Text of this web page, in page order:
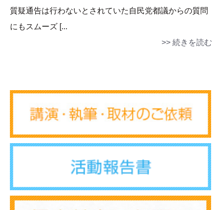
質疑通告は行わないとされていた自民党都議からの質問
にもスムーズ [...
>> 続きを読む